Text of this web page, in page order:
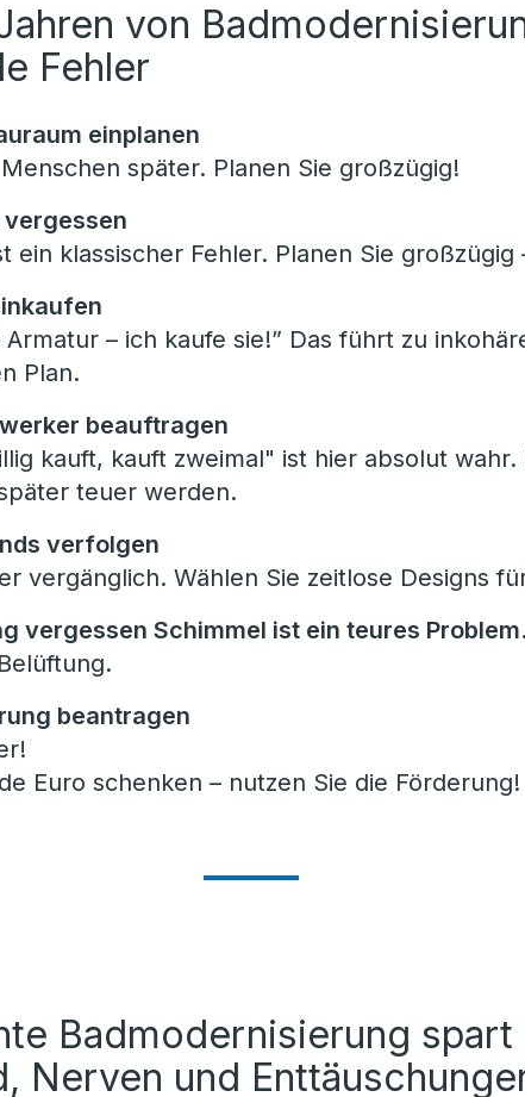
von
Fehler
einplanen
später. Planen Sie großzügig!
ein klassischer Fehler. Planen Sie
– ich kaufe sie!” Das führt zu
Plan.
beauftragen
kauft, kauft zweimal" ist hier absolut
teuer werden.
verfolgen
vergänglich. Wählen Sie zeitlose Designs
vergessen Schimmel ist ein teures Problem.
beantragen
Euro schenken – nutzen Sie die Förderung!
Badmodernisierung spart
Nerven und